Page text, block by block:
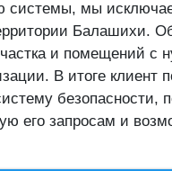
системы, мы
Балашихи.
и помещений с
В итоге клиент
безопасности,
его запросам и